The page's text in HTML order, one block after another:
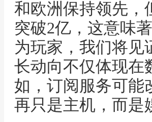
和欧洲保持领先，
突破2亿，这意味
为玩家，我们将见
长动向不仅体现在
如，订阅服务可能
再只是主机，而是